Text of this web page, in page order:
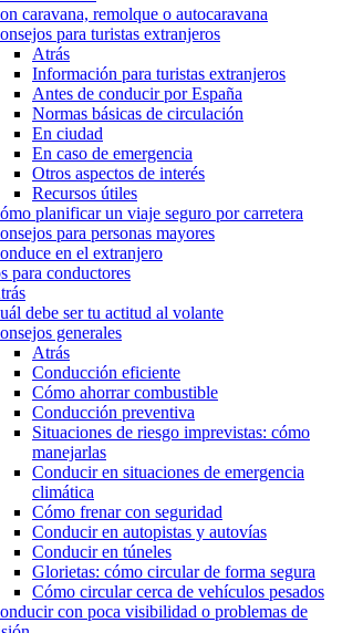
caravana, remolque o autocaravana
para turistas extranjeros
Atrás
Información para turistas extranjeros
Antes de conducir por España
Normas básicas de circulación
En ciudad
En caso de emergencia
Otros aspectos de interés
Recursos útiles
planificar un viaje seguro por carretera
para personas mayores
en el extranjero
para conductores
debe ser tu actitud al volante
generales
Atrás
Conducción eficiente
Cómo ahorrar combustible
Conducción preventiva
Situaciones de riesgo imprevistas: cómo
manejarlas
Conducir en situaciones de emergencia
climática
Cómo frenar con seguridad
Conducir en autopistas y autovías
Conducir en túneles
Glorietas: cómo circular de forma segura
Cómo circular cerca de vehículos pesados
con poca visibilidad o problemas de